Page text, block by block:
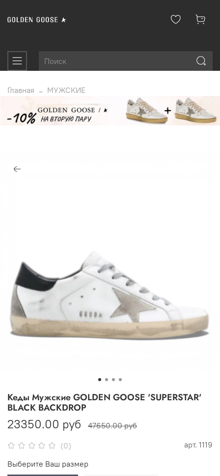
Главная МУЖСКИЕ
(0) арт. 1119
Кеды Мужские GOLDEN GOOSE 'SUPERSTAR'
BLACK BACKDROP
23350.00 руб 47650.00 руб
Выберите Ваш размер